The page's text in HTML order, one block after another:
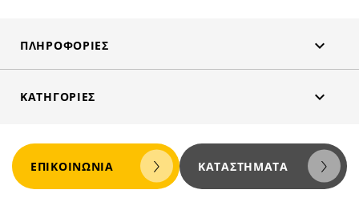
ΠΛΗΡΟΦΟΡΊΕΣ 
ΚΑΤΗΓΟΡΊΕΣ 
ΕΠΙΚΟΙΝΩΝΊΑ ΚΑΤΑΣΤΉΜΑΤΑ